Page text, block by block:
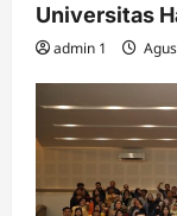
Universitas
admin 1